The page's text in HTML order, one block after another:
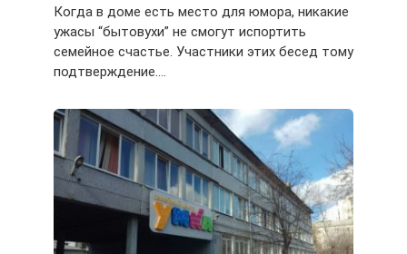
Когда в доме есть место для юмора, никакие
ужасы “бытовухи” не смогут испортить
семейное счастье. Участники этих бесед тому
подтверждение….